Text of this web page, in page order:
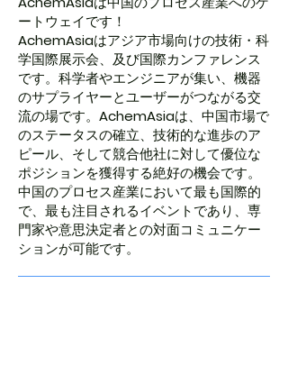
ートウェイです！​
AchemAsiaはアジア市場向けの技術・科
学国際展示会、及び国際カンファレンス
です。科学者やエンジニアが集い、機器
のサプライヤーとユーザーがつながる交
流の場です。 AchemAsiaは、中国市場で
のステータスの確立、技術的な進歩のア
ピール、そして競合他社に対して優位な
ポジションを獲得する絶好の機会です。
中国のプロセス産業において最も国際的
で、最も注目されるイベントであり、専
門家や意思決定者との対面コミュニケー
ションが可能です。